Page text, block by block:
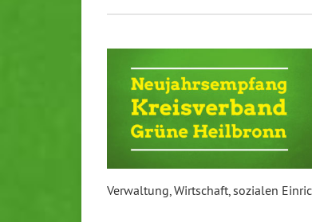
Verwaltung, Wirtschaft, sozialen